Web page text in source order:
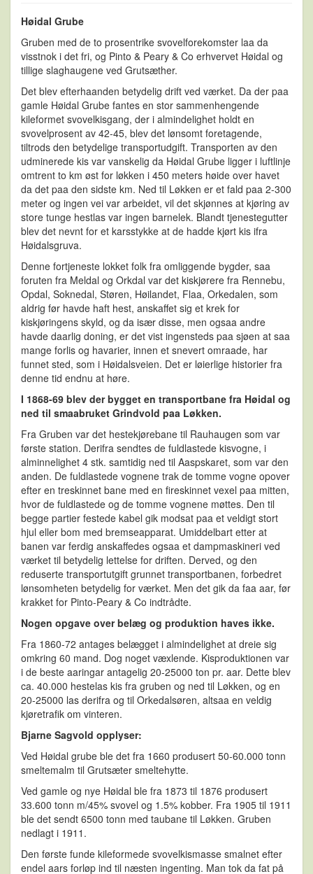
Høidal Grube
Gruben med de to prosentrike svovelforekomster laa da
visstnok i det fri, og Pinto & Peary & Co erhvervet Høidal og
tillige slaghaugene ved Grutsæther.
Det blev efterhaanden betydelig drift ved værket. Da der paa
gamle Høidal Grube fantes en stor sammenhengende
kileformet svovelkisgang, der i almindelighet holdt en
svovelprosent av 42-45, blev det lønsomt foretagende,
tiltrods den betydelige transportudgift. Transporten av den
udminerede kis var vanskelig da Høidal Grube ligger i luftlinje
omtrent to km øst for løkken i 450 meters høide over havet
da det paa den sidste km. Ned til Løkken er et fald paa 2-300
meter og ingen vei var arbeidet, vil det skjønnes at kjøring av
store tunge hestlas var ingen barnelek. Blandt tjenestegutter
blev det nevnt for et karsstykke at de hadde kjørt kis ifra
Høidalsgruva.
Denne fortjeneste lokket folk fra omliggende bygder, saa
foruten fra Meldal og Orkdal var det kiskjørere fra Rennebu,
Opdal, Soknedal, Støren, Høilandet, Flaa, Orkedalen, som
aldrig før havde haft hest, anskaffet sig et krek for
kiskjøringens skyld, og da især disse, men ogsaa andre
havde daarlig doning, er det vist ingensteds paa sjøen at saa
mange forlis og havarier, innen et snevert omraade, har
funnet sted, som i Høidalsveien. Det er løierlige historier fra
denne tid endnu at høre.
I 1868-69 blev der bygget en transportbane fra Høidal og
ned til smaabruket Grindvold paa Løkken.
Fra Gruben var det hestekjørebane til Rauhaugen som var
første station. Derifra sendtes de fuldlastede kisvogne, i
alminnelighet 4 stk. samtidig ned til Aaspskaret, som var den
anden. De fuldlastede vognene trak de tomme vogne opover
efter en treskinnet bane med en fireskinnet vexel paa mitten,
hvor de fuldlastede og de tomme vognene møttes. Den til
begge partier festede kabel gik modsat paa et veldigt stort
hjul eller bom med bremseapparat. Umiddelbart etter at
banen var ferdig anskaffedes ogsaa et dampmaskineri ved
værket til betydelig lettelse for driften. Derved, og den
reduserte transportutgift grunnet transportbanen, forbedret
lønsomheten betydelig for værket. Men det gik da faa aar, før
krakket for Pinto-Peary & Co indtrådte.
Nogen opgave over belæg og produktion haves ikke.
Fra 1860-72 antages belægget i almindelighet at dreie sig
omkring 60 mand. Dog noget væxlende. Kisproduktionen var
i de beste aaringar antagelig 20-25000 ton pr. aar. Dette blev
ca. 40.000 hestelas kis fra gruben og ned til Løkken, og en
20-25000 las derifra og til Orkedalsøren, altsaa en veldig
kjøretrafik om vinteren.
Bjarne Sagvold opplyser:
Ved Høidal grube ble det fra 1660 produsert 50-60.000 tonn
smeltemalm til Grutsæter smeltehytte.
Ved gamle og nye Høidal ble fra 1873 til 1876 produsert
33.600 tonn m/45% svovel og 1.5% kobber. Fra 1905 til 1911
ble det sendt 6500 tonn med taubane til Løkken. Gruben
nedlagt i 1911.
Den første funde kileformede svovelkismasse smalnet efter
endel aars forløp ind til næsten ingenting. Man tok da fat på